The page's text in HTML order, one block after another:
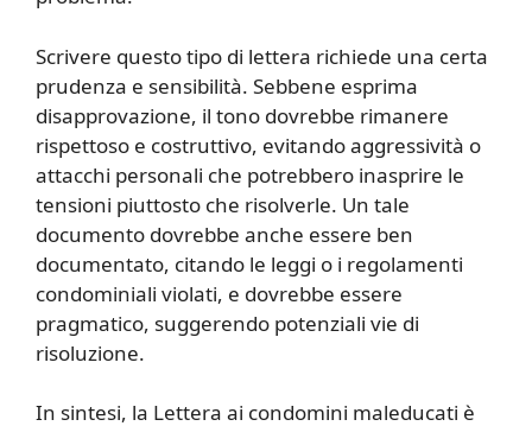
Scrivere questo tipo di lettera richiede una certa
prudenza e sensibilità. Sebbene esprima
disapprovazione, il tono dovrebbe rimanere
rispettoso e costruttivo, evitando aggressività o
attacchi personali che potrebbero inasprire le
tensioni piuttosto che risolverle. Un tale
documento dovrebbe anche essere ben
documentato, citando le leggi o i regolamenti
condominiali violati, e dovrebbe essere
pragmatico, suggerendo potenziali vie di
risoluzione.
In sintesi, la Lettera ai condomini maleducati è